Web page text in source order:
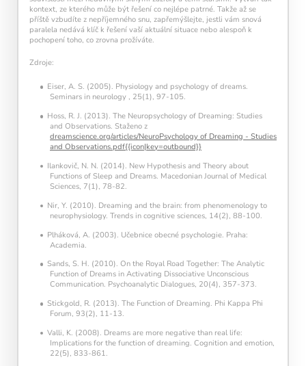
kontext, ze kterého může být řešení co nejlépe patrné. Takže až se
příště vzbudíte z nepříjemného snu, zapřemýšlejte, jestli vám snová
paralela nedává klíč k řešení vaší aktuální situace nebo alespoň k
pochopení toho, co zrovna prožíváte.
Zdroje:
Eiser, A. S. (2005). Physiology and psychology of dreams.
Seminars in neurology , 25(1), 97-105.
Hoss, R. J. (2013). The Neuropsychology of Dreaming: Studies
and Observations. Staženo z
dreamscience.org/articles/NeuroPsychology of Dreaming - Studies
and Observations.pdf{{icon|key=outbound}}
Ilankovič, N. N. (2014). New Hypothesis and Theory about
Functions of Sleep and Dreams. Macedonian Journal of Medical
Sciences, 7(1), 78-82.
Nir, Y. (2010). Dreaming and the brain: from phenomenology to
neurophysiology. Trends in cognitive sciences, 14(2), 88-100.
Plháková, A. (2003). Učebnice obecné psychologie. Praha:
Academia.
Sands, S. H. (2010). On the Royal Road Together: The Analytic
Function of Dreams in Activating Dissociative Unconscious
Communication. Psychoanalytic Dialogues, 20(4), 357-373.
Stickgold, R. (2013). The Function of Dreaming. Phi Kappa Phi
Forum, 93(2), 11-13.
Valli, K. (2008). Dreams are more negative than real life:
Implications for the function of dreaming. Cognition and emotion,
22(5), 833-861.